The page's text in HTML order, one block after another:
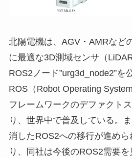
北陽電機は、AGV・AMRなど
に最適な3D測域センサ（
ROS2ノード”urg3d_node2”を
ROS（Robot Operating
フレームワークのデファクト
り、世界中で普及している。
消したROS2への移行が進め
り、同社は今後のROS2需要